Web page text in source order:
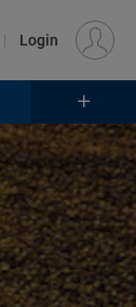
EUR
| Login